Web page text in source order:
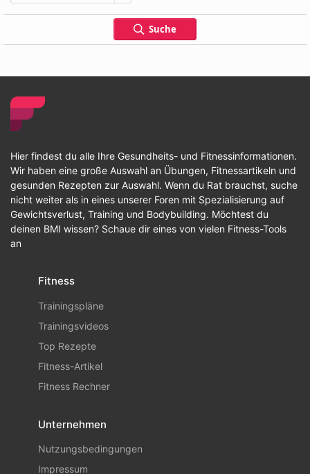
Suche
Hier findest du alle Ihre Gesundheits- und Fitnessinformationen.
Wir haben eine große Auswahl an Übungen, Fitnessartikeln und
gesunden Rezepten zur Auswahl. Wenn du Rat brauchst, suche
nicht weiter als in eines unserer Foren mit Spezialisierung auf
Gewichtsverlust, Training und Bodybuilding. Möchtest du
deinen BMI wissen? Schaue dir eines von vielen Fitness-Tools
an
Fitness
Trainingspläne
Trainingsvideos
Top Rezepte
Fitness-Artikel
Fitness Rechner
Unternehmen
Nutzungsbedingungen
Impressum